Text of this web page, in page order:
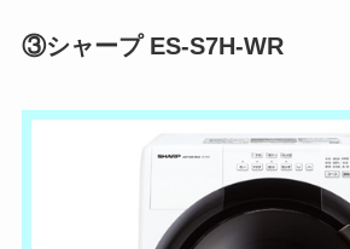
③シャープ ES-S7H-WR